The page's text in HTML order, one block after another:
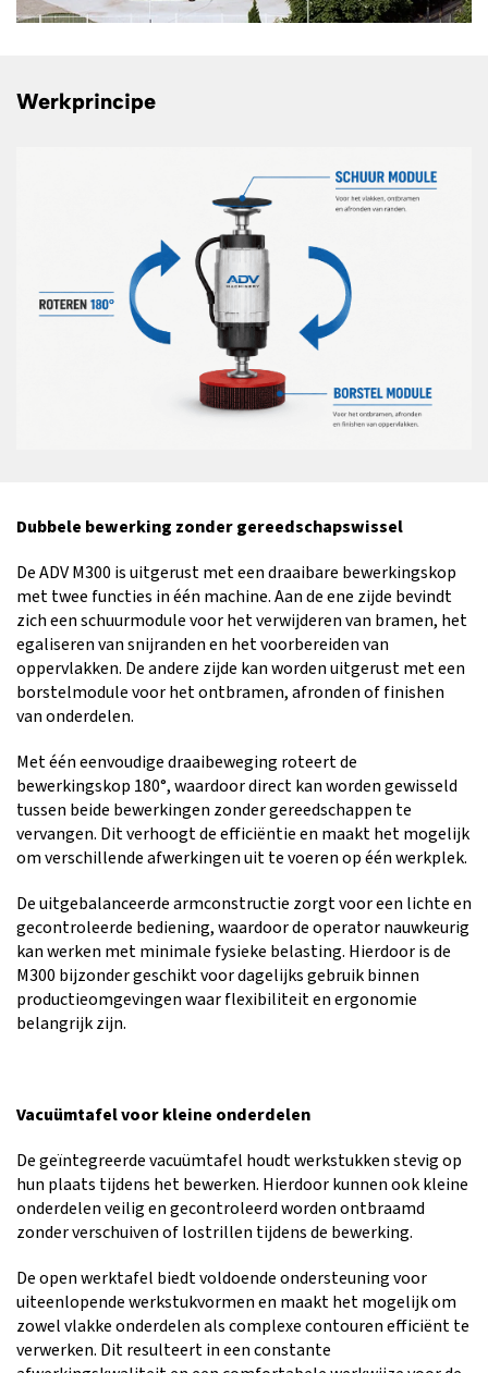
Werkprincipe
Dubbele bewerking zonder gereedschapswissel
De ADV M300 is uitgerust met een draaibare bewerkingskop
met twee functies in één machine. Aan de ene zijde bevindt
zich een schuurmodule voor het verwijderen van bramen, het
egaliseren van snijranden en het voorbereiden van
oppervlakken. De andere zijde kan worden uitgerust met een
borstelmodule voor het ontbramen, afronden of finishen
van onderdelen.
Met één eenvoudige draaibeweging roteert de
bewerkingskop 180°, waardoor direct kan worden gewisseld
tussen beide bewerkingen zonder gereedschappen te
vervangen. Dit verhoogt de efficiëntie en maakt het mogelijk
om verschillende afwerkingen uit te voeren op één werkplek.
De uitgebalanceerde armconstructie zorgt voor een lichte en
gecontroleerde bediening, waardoor de operator nauwkeurig
kan werken met minimale fysieke belasting. Hierdoor is de
M300 bijzonder geschikt voor dagelijks gebruik binnen
productieomgevingen waar flexibiliteit en ergonomie
belangrijk zijn.
Vacuümtafel voor kleine onderdelen
De geïntegreerde vacuümtafel houdt werkstukken stevig op
hun plaats tijdens het bewerken. Hierdoor kunnen ook kleine
onderdelen veilig en gecontroleerd worden ontbraamd
zonder verschuiven of lostrillen tijdens de bewerking.
De open werktafel biedt voldoende ondersteuning voor
uiteenlopende werkstukvormen en maakt het mogelijk om
zowel vlakke onderdelen als complexe contouren efficiënt te
verwerken. Dit resulteert in een constante